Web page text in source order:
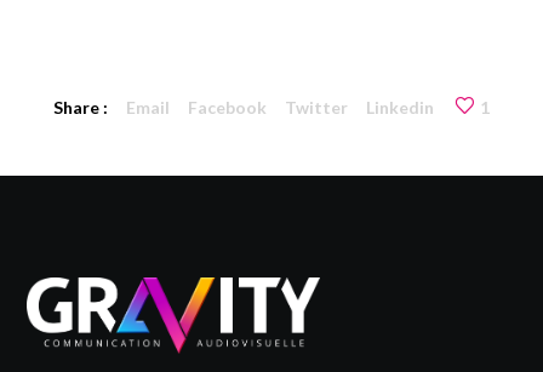
Share : Email Facebook Twitter Linkedin 1